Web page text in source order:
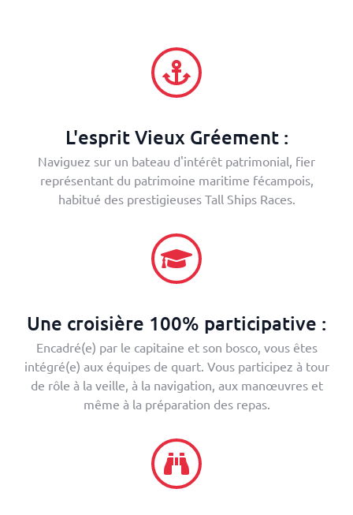
L'esprit Vieux Gréement :
Naviguez sur un bateau d'intérêt patrimonial, fier
représentant du patrimoine maritime fécampois,
habitué des prestigieuses Tall Ships Races.
Une croisière 100% participative :
Encadré(e) par le capitaine et son bosco, vous êtes
intégré(e) aux équipes de quart. Vous participez à tour
de rôle à la veille, à la navigation, aux manœuvres et
même à la préparation des repas.